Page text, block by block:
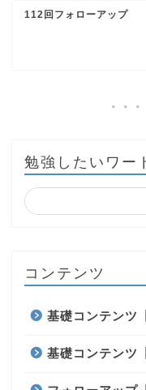
112回フォローアップ
勉強したいワー
コンテンツ
基礎コンテンツ
基礎コンテンツ